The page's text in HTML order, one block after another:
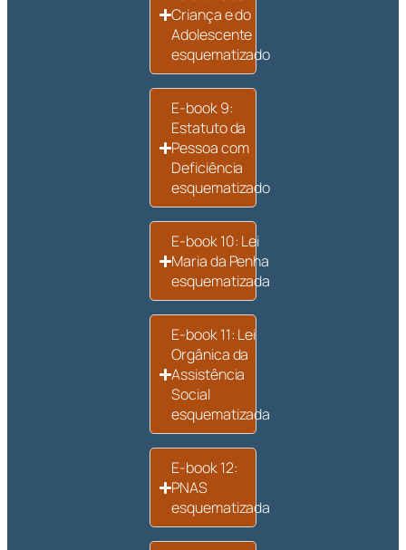
Criança e do
Adolescente
esquematizado
E-book 9:
Estatuto da
Pessoa com
Deficiência
esquematizado
E-book 10: Lei
Maria da Penha
esquematizada
E-book 11: Lei
Orgânica da
Assistência
Social
esquematizada
E-book 12:
PNAS
esquematizada